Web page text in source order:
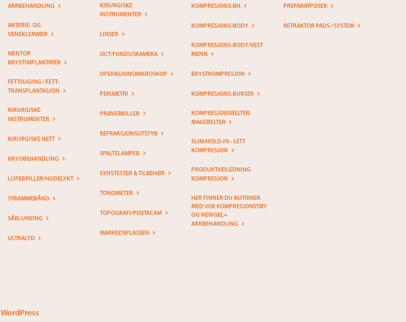
ARRBEHANDLING
ARTERIE- OG
VENEKLEMMER
MENTOR
BRYSTIMPLANTATER
FETTSUGING / FETT-
TRANSPLANTASJON
KIRURGISKE
INSTRUMENTER
KIRURGISKE NETT
KRYOBEHANDLING
LUPEBRILLER/HODELYKT
STRAMMEBÅND
SÅRLUKKING
ULTRALYD
KIRURGISKE
INSTRUMENTER
LINSER
OCT/FUNDUSKAMERA
OPERASJONSMIKROSKOP
PERIMETRI
PRØVEBRILLER
REFRAKSJONSUTSTYR
SPALTELAMPER
SYNSTESTER & TILBEHØR
TONOMETER
TOPOGRAFI/PENTACAM
MARKEDSPLASSEN
KOMPRESJONS-BH
KOMPRESJONS-BODY
KOMPRESJONS-BODY/VEST
MENN
BRYSTKOMPRESJON
KOMPRESJONS-BUKSER
KOMPRESJONSBELTER-
MAGEBELTER
SLIM/HOLD-IN - LETT
KOMPRESJON
PRODUKTVEILEDNING
KOMPRESJON
HER FINNER DU BUTIKKER
MED VOE KOMPRESJONSTØY
OG NEWGEL+
ARRBEHANDLING
PREPARATPOSER
RETRAKTOR PADS / SYSTEM
WordPress